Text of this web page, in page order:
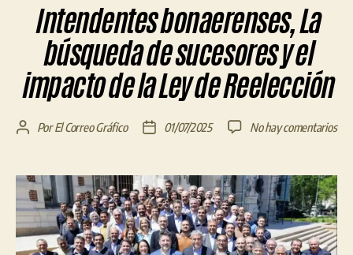
Intendentes bonaerenses, La
búsqueda de sucesores y el
impacto de la Ley de Reelección
Autor
entrada
PorEl Correo Gráfico
Fecha
entrada
01/07/2025 No hay comentariosen
La
de
y